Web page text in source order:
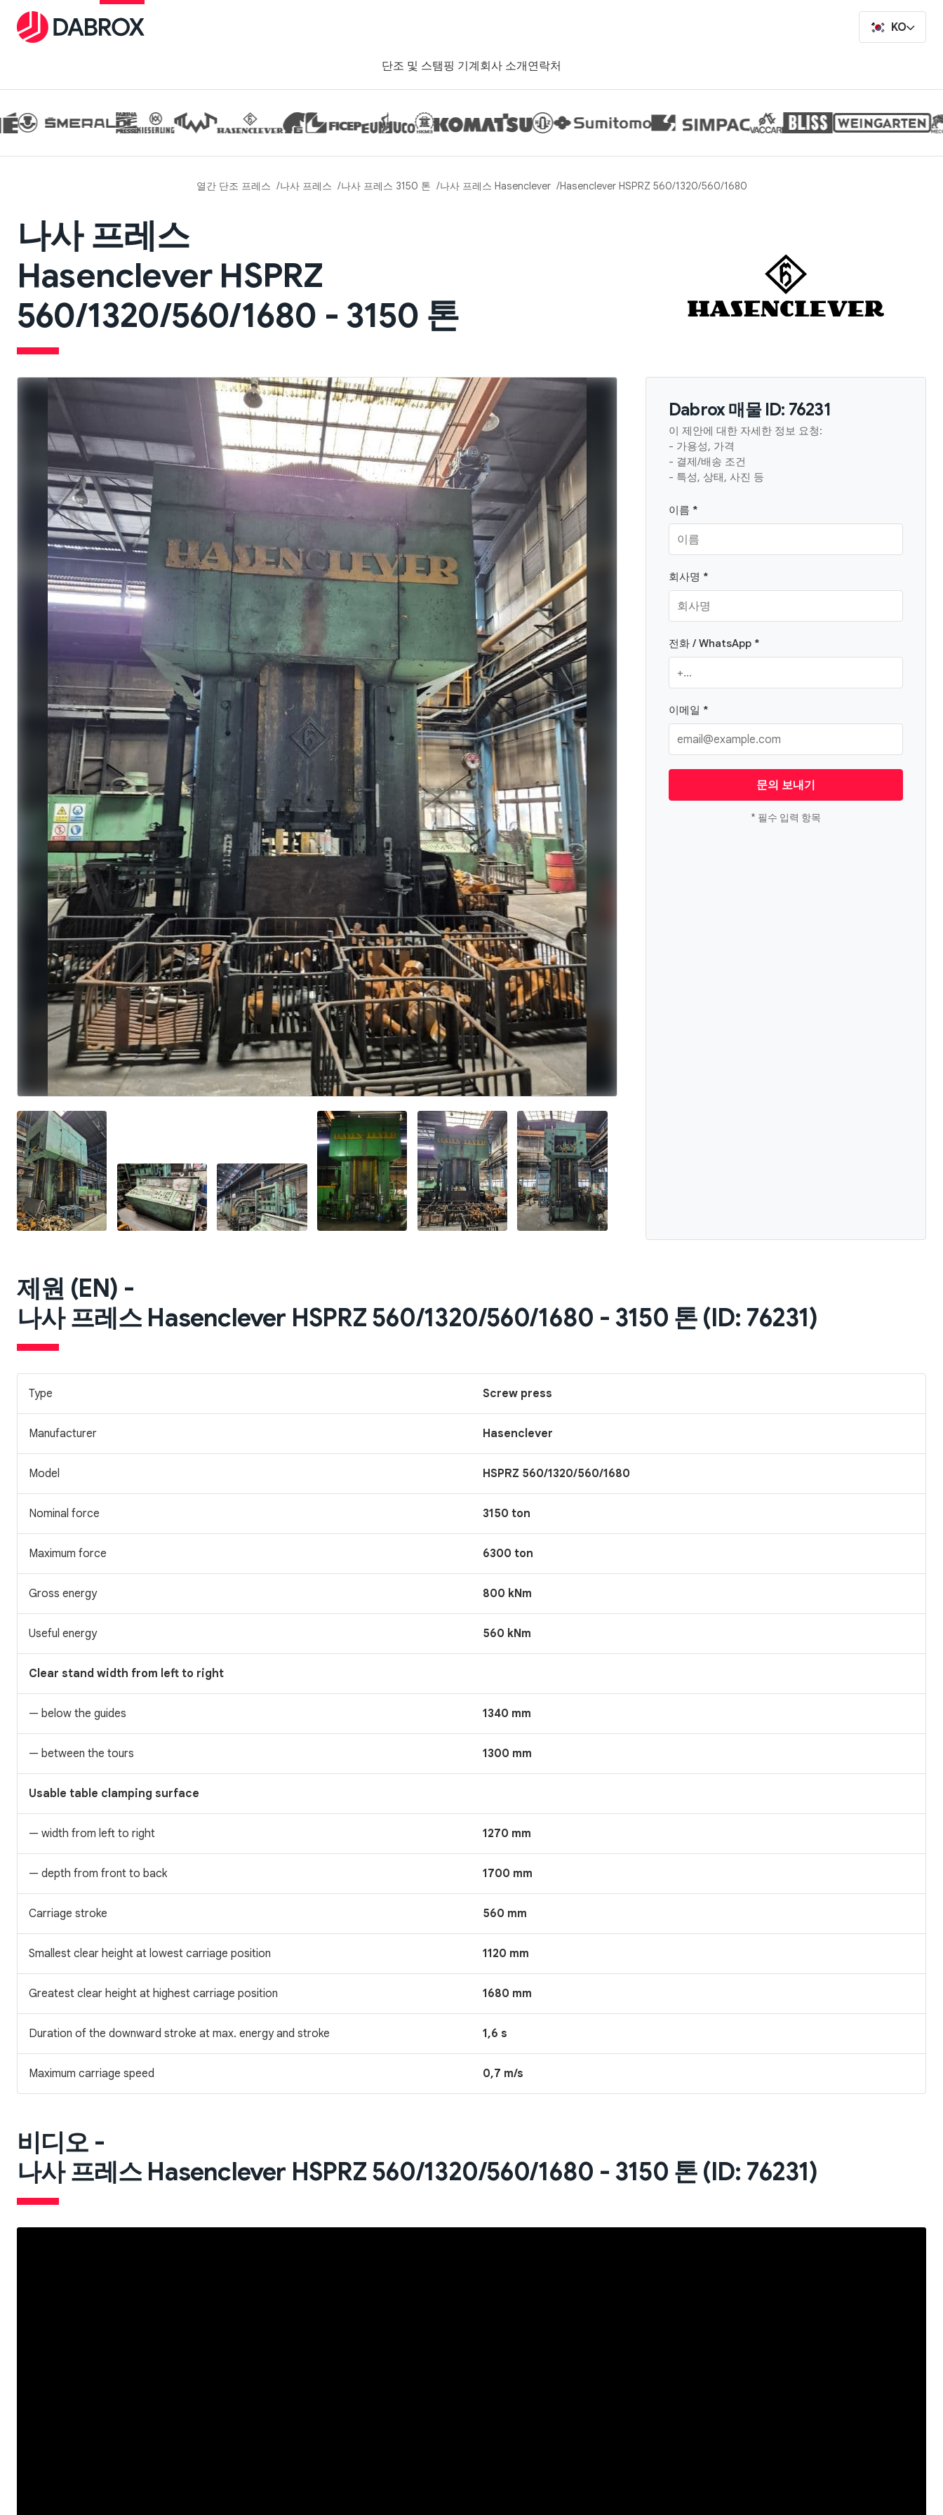
KO
단조 및 스탬핑 기계 회사 소개 연락처
열간 단조 프레스 나사 프레스 나사 프레스 3150 톤 나사 프레스 Hasenclever Hasenclever HSPRZ 560/1320/560/1680
나사 프레스
Hasenclever HSPRZ
560/1320/560/1680 - 3150 톤
Dabrox 매물 ID: 76231
이 제안에 대한 자세한 정보 요청:
- 가용성, 가격
- 결제/배송 조건
- 특성, 상태, 사진 등
이름 *
회사명 *
전화 / WhatsApp *
이메일 *
문의 보내기
* 필수 입력 항목
제원 (EN) -
나사 프레스 Hasenclever HSPRZ 560/1320/560/1680 - 3150 톤 (ID: 76231)
Type Screw press
Manufacturer Hasenclever
Model HSPRZ 560/1320/560/1680
Nominal force 3150 ton
Maximum force 6300 ton
Gross energy 800 kNm
Useful energy 560 kNm
Clear stand width from left to right
— below the guides 1340 mm
— between the tours 1300 mm
Usable table clamping surface
— width from left to right 1270 mm
— depth from front to back 1700 mm
Carriage stroke 560 mm
Smallest clear height at lowest carriage position 1120 mm
Greatest clear height at highest carriage position 1680 mm
Duration of the downward stroke at max. energy and stroke 1,6 s
Maximum carriage speed 0,7 m/s
비디오 -
나사 프레스 Hasenclever HSPRZ 560/1320/560/1680 - 3150 톤 (ID: 76231)